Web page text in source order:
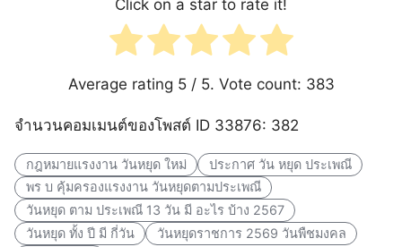
Click on a star to rate it!
Average rating 5/ 5. Vote count: 383
จำนวนคอมเมนต์ของโพสต์ ID 33876: 382
กฎหมายแรงงาน วันหยุด ใหม่
ประกาศ วัน หยุด ประเพณี
พร บ คุ้มครองแรงงาน วันหยุดตามประเพณี
วันหยุด ตาม ประเพณี 13 วัน มี อะไร บ้าง 2567
วันหยุด ทั้ง ปี มี กี่วัน
วันหยุดราชการ 2569 วันพืชมงคล